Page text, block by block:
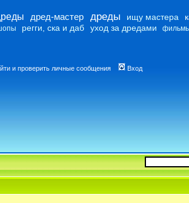
дред-мастер дреды ищу мастера
регги, ска и даб уход за дредами
и проверить личные сообщения Вход